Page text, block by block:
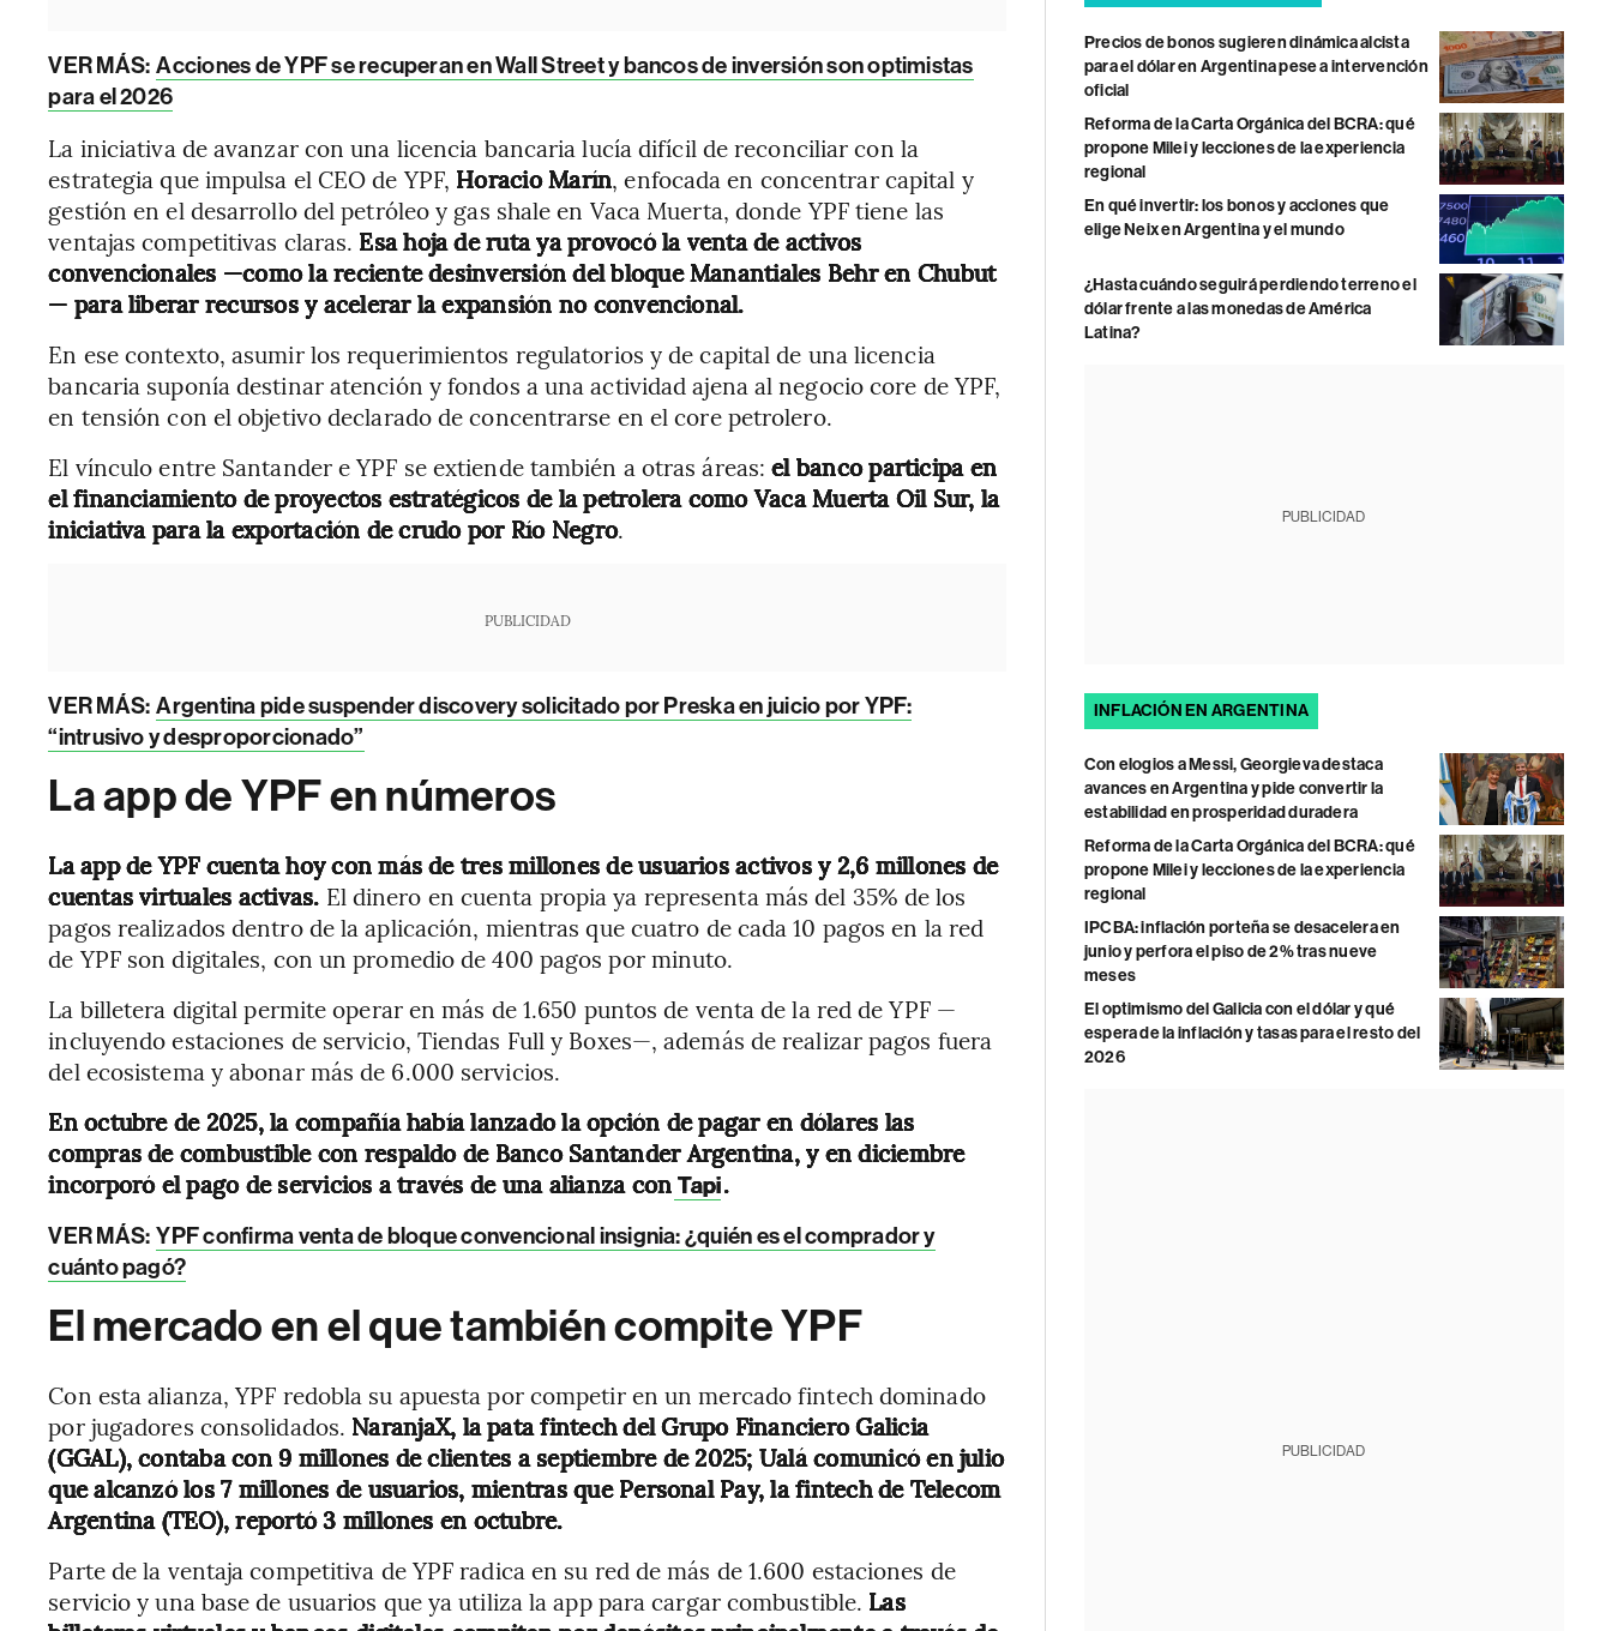
VER MÁS: Acciones de YPF se recuperan en Wall Street y bancos de inversión son optimistas
para el 2026
La iniciativa de avanzar con una licencia bancaria lucía difícil de reconciliar con la
estrategia que impulsa el CEO de YPF, Horacio Marín, enfocada en concentrar capital y
gestión en el desarrollo del petróleo y gas shale en Vaca Muerta, donde YPF tiene las
ventajas competitivas claras. Esa hoja de ruta ya provocó la venta de activos
convencionales —como la reciente desinversión del bloque Manantiales Behr en Chubut
— para liberar recursos y acelerar la expansión no convencional.
En ese contexto, asumir los requerimientos regulatorios y de capital de una licencia
bancaria suponía destinar atención y fondos a una actividad ajena al negocio core de YPF,
en tensión con el objetivo declarado de concentrarse en el core petrolero.
El vínculo entre Santander e YPF se extiende también a otras áreas:el banco participa en
el financiamiento de proyectos estratégicos de la petrolera como Vaca Muerta Oil Sur, la
iniciativa para la exportación de crudo por Río Negro.
PUBLICIDAD
VER MÁS: Argentina pide suspender discovery solicitado por Preska en juicio por YPF:
“intrusivo y desproporcionado”
La app de YPF en números
La app de YPF cuenta hoy con más de tres millones de usuarios activos y 2,6 millones de
cuentas virtuales activas. El dinero en cuenta propia ya representa más del 35% de los
pagos realizados dentro de la aplicación, mientras que cuatro de cada 10 pagos en la red
de YPF son digitales, con un promedio de 400 pagos por minuto.
La billetera digital permite operar en más de 1.650 puntos de venta de la red de YPF —
incluyendo estaciones de servicio, Tiendas Full y Boxes—, además de realizar pagos fuera
del ecosistema y abonar más de 6.000 servicios.
En octubre de 2025, la compañía había lanzado la opción de pagar en dólares las
compras de combustible con respaldo de Banco Santander Argentina, y en diciembre
incorporó el pago de servicios a través de una alianza con Tapi.
VER MÁS: YPF confirma venta de bloque convencional insignia: ¿quién es el comprador y
cuánto pagó?
El mercado en el que también compite YPF
Con esta alianza, YPF redobla su apuesta por competir en un mercado fintech dominado
por jugadores consolidados. NaranjaX, la pata fintech del Grupo Financiero Galicia
(GGAL), contaba con 9 millones de clientes a septiembre de 2025; Ualá comunicó en julio
que alcanzó los 7 millones de usuarios, mientras que Personal Pay, la fintech de Telecom
Argentina (TEO), reportó 3 millones en octubre.
Parte de la ventaja competitiva de YPF radica en su red de más de 1.600 estaciones de
servicio y una base de usuarios que ya utiliza la app para cargar combustible. Las
Precios de bonos sugieren dinámica alcista
para el dólar en Argentina pese a intervención
oficial
Reforma de la Carta Orgánica del BCRA: qué
propone Milei y lecciones de la experiencia
regional
En qué invertir: los bonos y acciones que
elige Neix en Argentina y el mundo
¿Hasta cuándo seguirá perdiendo terreno el
dólar frente a las monedas de América
Latina?
PUBLICIDAD
INFLACIÓN EN ARGENTINA
Con elogios a Messi, Georgieva destaca
avances en Argentina y pide convertir la
estabilidad en prosperidad duradera
Reforma de la Carta Orgánica del BCRA: qué
propone Milei y lecciones de la experiencia
regional
IPCBA: inflación porteña se desacelera en
junio y perfora el piso de 2% tras nueve
meses
El optimismo del Galicia con el dólar y qué
espera de la inflación y tasas para el resto del
2026
PUBLICIDAD